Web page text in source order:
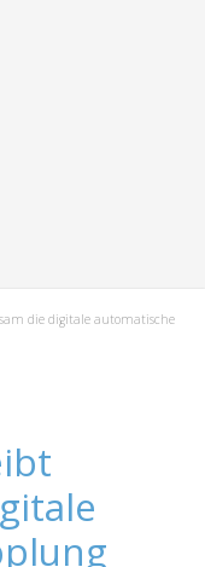
die digitale automatische